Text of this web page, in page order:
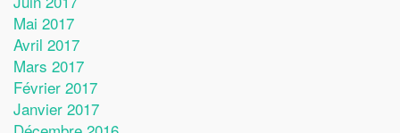
Mai 2017
Avril 2017
Mars 2017
Février 2017
Janvier 2017